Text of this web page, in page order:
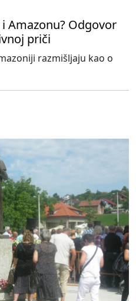
Amazonu? Odgovor
priči
razmišljaju kao o